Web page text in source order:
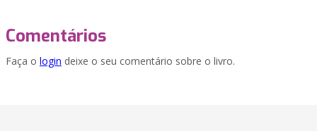
Comentários
Faça o login deixe o seu comentário sobre o livro.